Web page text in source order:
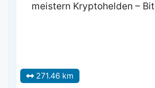
meistern Kryptohelden –
271.46 km